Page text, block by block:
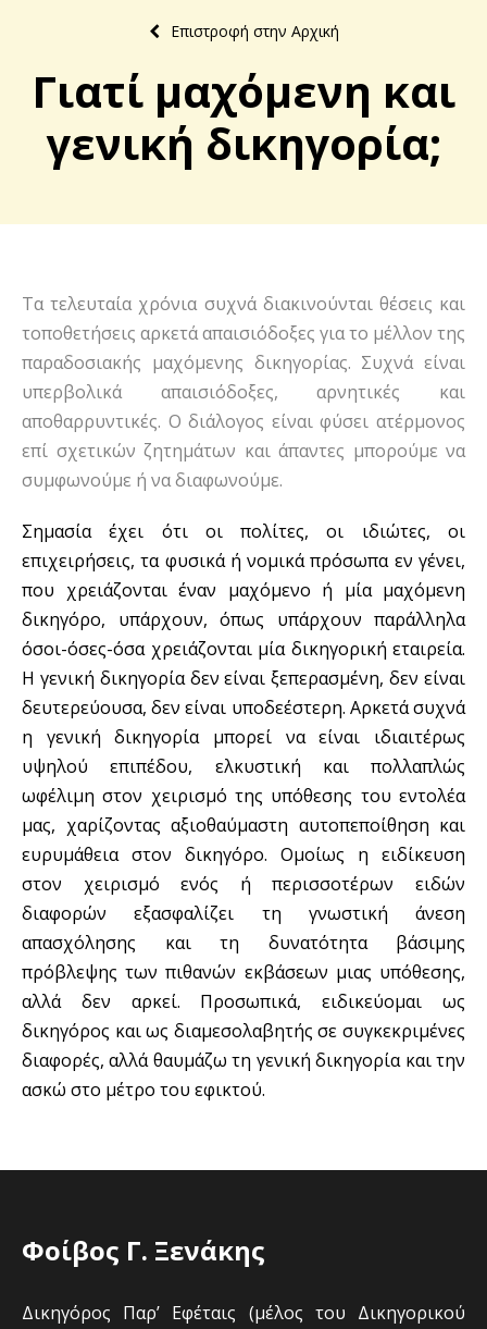
Επιστροφή στην Αρχική
Γιατί μαχόμενη και
γενική δικηγορία;
Τα τελευταία χρόνια συχνά διακινούνται θέσεις και
τοποθετήσεις αρκετά απαισιόδοξες για το μέλλον της
παραδοσιακής μαχόμενης δικηγορίας. Συχνά είναι
υπερβολικά απαισιόδοξες, αρνητικές και
αποθαρρυντικές. Ο διάλογος είναι φύσει ατέρμονος
επί σχετικών ζητημάτων και άπαντες μπορούμε να
συμφωνούμε ή να διαφωνούμε.
Σημασία έχει ότι οι πολίτες, οι ιδιώτες, οι
επιχειρήσεις, τα φυσικά ή νομικά πρόσωπα εν γένει,
που χρειάζονται έναν μαχόμενο ή μία μαχόμενη
δικηγόρο, υπάρχουν, όπως υπάρχουν παράλληλα
όσοι-όσες-όσα χρειάζονται μία δικηγορική εταιρεία.
Η γενική δικηγορία δεν είναι ξεπερασμένη, δεν είναι
δευτερεύουσα, δεν είναι υποδεέστερη. Αρκετά συχνά
η γενική δικηγορία μπορεί να είναι ιδιαιτέρως
υψηλού επιπέδου, ελκυστική και πολλαπλώς
ωφέλιμη στον χειρισμό της υπόθεσης του εντολέα
μας, χαρίζοντας αξιοθαύμαστη αυτοπεποίθηση και
ευρυμάθεια στον δικηγόρο. Ομοίως η ειδίκευση
στον χειρισμό ενός ή περισσοτέρων ειδών
διαφορών εξασφαλίζει τη γνωστική άνεση
απασχόλησης και τη δυνατότητα βάσιμης
πρόβλεψης των πιθανών εκβάσεων μιας υπόθεσης,
αλλά δεν αρκεί. Προσωπικά, ειδικεύομαι ως
δικηγόρος και ως διαμεσολαβητής σε συγκεκριμένες
διαφορές, αλλά θαυμάζω τη γενική δικηγορία και την
ασκώ στο μέτρο του εφικτού.
Φοίβος Γ. Ξενάκης
Δικηγόρος Παρ’ Εφέταις (μέλος του Δικηγορικού